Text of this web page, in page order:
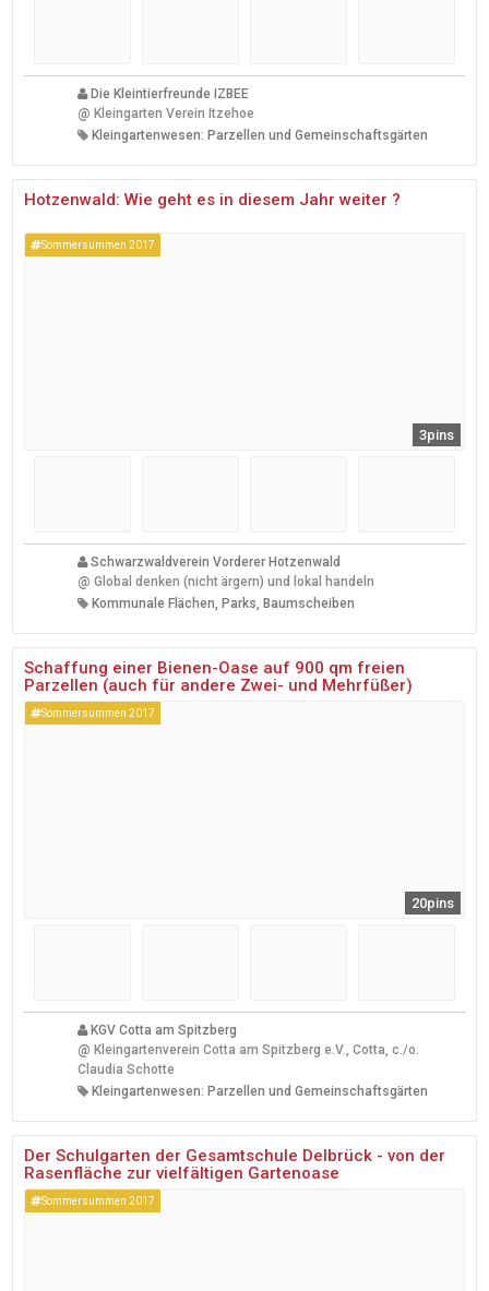
Die Kleintierfreunde IZBEE
@ Kleingarten Verein Itzehoe
Kleingartenwesen: Parzellen und Gemeinschaftsgärten
Hotzenwald: Wie geht es in diesem Jahr weiter ?
Sommersummen 2017
3pins
Schwarzwaldverein Vorderer Hotzenwald
@ Global denken (nicht ärgern) und lokal handeln
Kommunale Flächen, Parks, Baumscheiben
Schaffung einer Bienen-Oase auf 900 qm freien
Parzellen (auch für andere Zwei- und Mehrfüßer)
Sommersummen 2017
20pins
KGV Cotta am Spitzberg
@ Kleingartenverein Cotta am Spitzberg e.V., Cotta, c./o.
Claudia Schotte
Kleingartenwesen: Parzellen und Gemeinschaftsgärten
Der Schulgarten der Gesamtschule Delbrück - von der
Rasenfläche zur vielfältigen Gartenoase
Sommersummen 2017